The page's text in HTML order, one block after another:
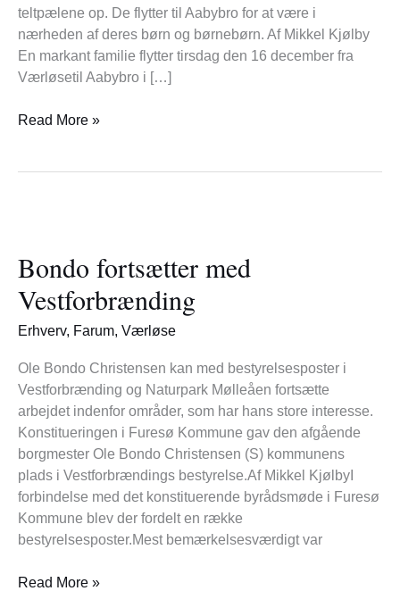
teltpælene op. De flytter til Aabybro for at være i
nærheden af deres børn og børnebørn. Af Mikkel Kjølby
En markant familie flytter tirsdag den 16 december fra
Værløsetil Aabybro i […]
Read More »
Bondo fortsætter med
Vestforbrænding
Erhverv, Farum, Værløse
Ole Bondo Christensen kan med bestyrelsesposter i
Vestforbrænding og Naturpark Mølleåen fortsætte
arbejdet indenfor områder, som har hans store interesse.
Konstitueringen i Furesø Kommune gav den afgående
borgmester Ole Bondo Christensen (S) kommunens
plads i Vestforbrændings bestyrelse.Af Mikkel KjølbyI
forbindelse med det konstituerende byrådsmøde i Furesø
Kommune blev der fordelt en række
bestyrelsesposter.Mest bemærkelsesværdigt var
med
Vestforbrænding
Read More »